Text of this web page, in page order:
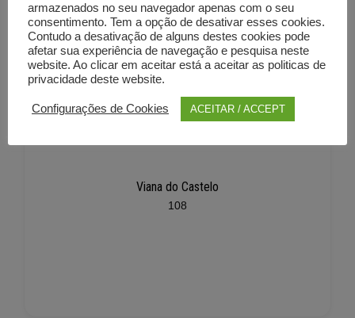
Viana do Castelo
108
armazenados no seu navegador apenas com o seu
consentimento. Tem a opção de desativar esses cookies.
Contudo a desativação de alguns destes cookies pode
afetar sua experiência de navegação e pesquisa neste
website. Ao clicar em aceitar está a aceitar as politicas de
privacidade deste website.
Configurações de Cookies ACEITAR / ACCEPT